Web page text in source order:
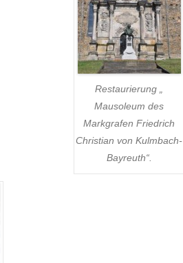
Restaurierung „
Mausoleum des
Markgrafen Friedrich
Christian von Kulmbach-
Bayreuth“.